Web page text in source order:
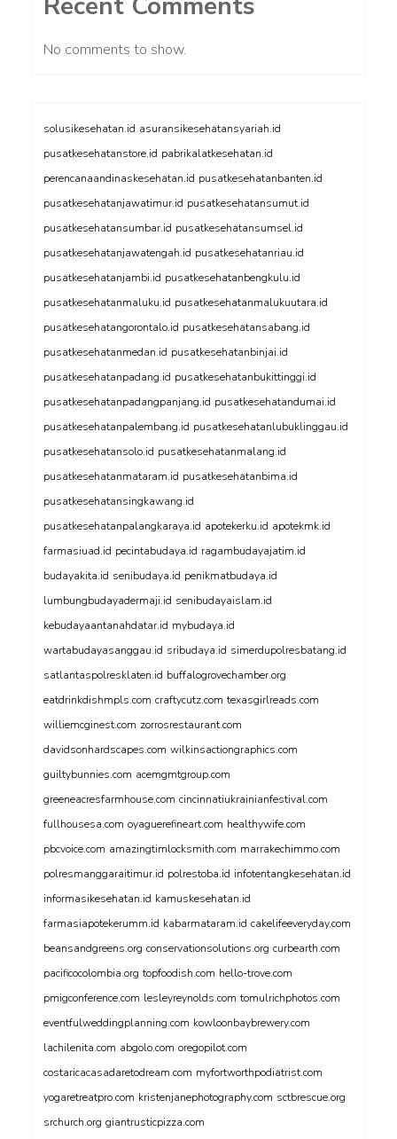
No comments to show.
solusikesehatan.id asuransikesehatansyariah.id
pusatkesehatanstore.id pabrikalatkesehatan.id
perencanaandinaskesehatan.id pusatkesehatanbanten.id
pusatkesehatanjawatimur.id pusatkesehatansumut.id
pusatkesehatansumbar.id pusatkesehatansumsel.id
pusatkesehatanjawatengah.id pusatkesehatanriau.id
pusatkesehatanjambi.id pusatkesehatanbengkulu.id
pusatkesehatanmaluku.id pusatkesehatanmalukuutara.id
pusatkesehatangorontalo.id pusatkesehatansabang.id
pusatkesehatanmedan.id pusatkesehatanbinjai.id
pusatkesehatanpadang.id pusatkesehatanbukittinggi.id
pusatkesehatanpadangpanjang.id pusatkesehatandumai.id
pusatkesehatanpalembang.id pusatkesehatanlubuklinggau.id
pusatkesehatansolo.id pusatkesehatanmalang.id
pusatkesehatanmataram.id pusatkesehatanbima.id
pusatkesehatansingkawang.id
pusatkesehatanpalangkaraya.id apotekerku.id apotekmk.id
farmasiuad.id pecintabudaya.id ragambudayajatim.id
budayakita.id senibudaya.id penikmatbudaya.id
lumbungbudayadermaji.id senibudayaislam.id
kebudayaantanahdatar.id mybudaya.id
wartabudayasanggau.id sribudaya.id simerdupolresbatang.id
satlantaspolresklaten.id buffalogrovechamber.org
eatdrinkdishmpls.com craftycutz.com texasgirlreads.com
williemcginest.com zorrosrestaurant.com
davidsonhardscapes.com wilkinsactiongraphics.com
guiltybunnies.com acemgmtgroup.com
greeneacresfarmhouse.com cincinnatiukrainianfestival.com
fullhousesa.com oyaguerefineart.com healthywife.com
pbcvoice.com amazingtimlocksmith.com marrakechimmo.com
polresmanggaraitimur.id polrestoba.id infotentangkesehatan.id
informasikesehatan.id kamuskesehatan.id
farmasiapotekerumm.id kabarmataram.id cakelifeeveryday.com
beansandgreens.org conservationsolutions.org curbearth.com
pacificocolombia.org topfoodish.com hello-trove.com
pmigconference.com lesleyreynolds.com tomulrichphotos.com
eventfulweddingplanning.com kowloonbaybrewery.com
lachilenita.com abgolo.com oregopilot.com
costaricacasadaretodream.com myfortworthpodiatrist.com
yogaretreatpro.com kristenjanephotography.com sctbrescue.org
srchurch.org giantrusticpizza.com